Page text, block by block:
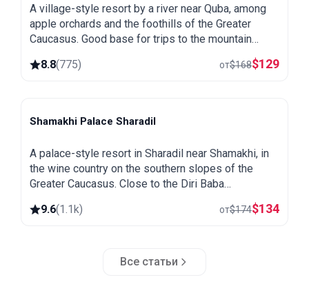
A village-style resort by a river near Quba, among
apple orchards and the foothills of the Greater
Caucasus. Good base for trips to the mountain
8.8(775) от$168$129
Shamakhi
Shamakhi Palace Sharadil
A palace-style resort in Sharadil near Shamakhi, in
the wine country on the southern slopes of the
Greater Caucasus. Close to the Diri Baba
Pirqulu forests.
9.6(1.1k) от$174$134
Все статьи